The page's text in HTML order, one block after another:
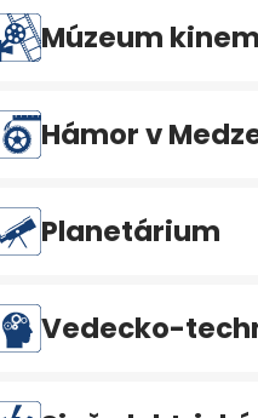
Múzeum
Hámor v
Planetárium
Vedecko-